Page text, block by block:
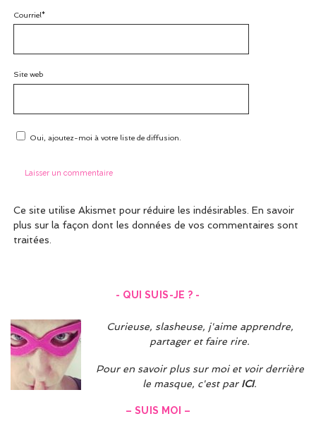
Courriel*
Site web
Oui, ajoutez-moi à votre liste de diffusion.
Ce site utilise Akismet pour réduire les indésirables. En savoir
plus sur la façon dont les données de vos commentaires sont
traitées
- QUI SUIS-JE ? -
Curieuse, slasheuse, j'aime apprendre,
partager et faire rire.
Pour en savoir plus sur moi et voir derrière
le masque, c'est par ICI.
– SUIS MOI –